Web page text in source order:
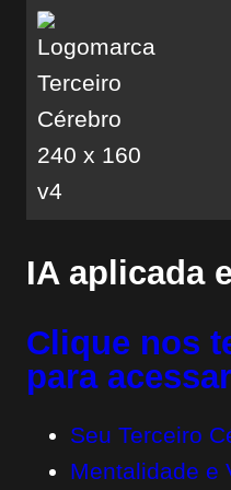
IA aplicada
Clique nos
para
Seu Terceiro
Mentalidade e